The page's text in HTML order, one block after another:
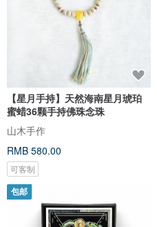
【星月手持】天然海南星月琥珀
蜜蜡36颗手持佛珠念珠
山木手作
RMB 580.00
可客制
包邮